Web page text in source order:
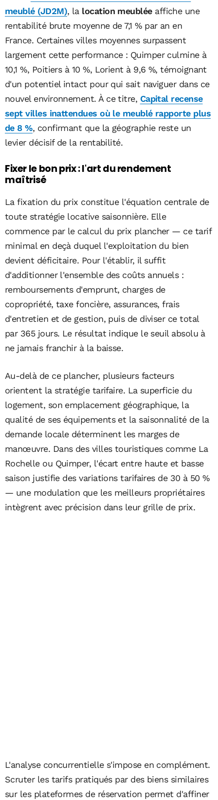
meublé (JD2M), la location meubléeaffiche une
rentabilité brute moyenne de 7,1 % par an en
France. Certaines villes moyennes surpassent
largement cette performance : Quimper culmine à
10,1 %, Poitiers à 10 %, Lorient à 9,6 %, témoignant
d'un potentiel intact pour qui sait naviguer dans ce
nouvel environnement. À ce titre, Capital recense
sept villes inattendues où le meublé rapporte plus
de 8 %, confirmant que la géographie reste un
levier décisif de la rentabilité.
Fixer le bon prix : l'art du rendement
maîtrisé
La fixation du prix constitue l'équation centrale de
toute stratégie locative saisonnière. Elle
commence par le calcul du prix plancher — ce tarif
minimal en deçà duquel l'exploitation du bien
devient déficitaire. Pour l'établir, il suffit
d'additionner l'ensemble des coûts annuels :
remboursements d'emprunt, charges de
copropriété, taxe foncière, assurances, frais
d'entretien et de gestion, puis de diviser ce total
par 365 jours. Le résultat indique le seuil absolu à
ne jamais franchir à la baisse.
Au-delà de ce plancher, plusieurs facteurs
orientent la stratégie tarifaire. La superficie du
logement, son emplacement géographique, la
qualité de ses équipements et la saisonnalité de la
demande locale déterminent les marges de
manœuvre. Dans des villes touristiques comme La
Rochelle ou Quimper, l'écart entre haute et basse
saison justifie des variations tarifaires de 30 à 50 %
— une modulation que les meilleurs propriétaires
intègrent avec précision dans leur grille de prix.
L'analyse concurrentielle s'impose en complément.
Scruter les tarifs pratiqués par des biens similaires
sur les plateformes de réservation permet d'affiner